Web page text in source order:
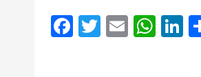
F T E W